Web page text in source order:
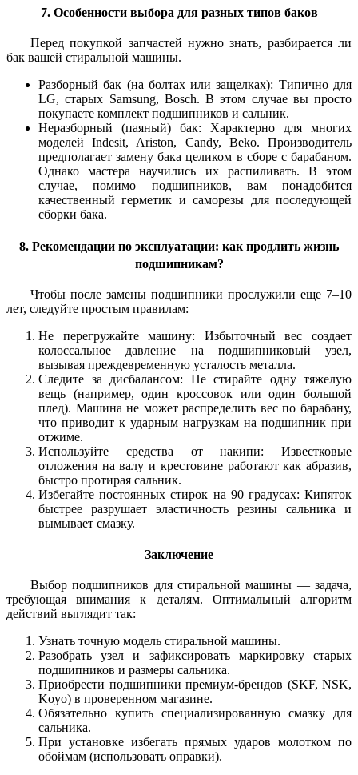
7. Особенности выбора для разных типов баков
Перед покупкой запчастей нужно знать, разбирается ли
бак вашей стиральной машины.
Разборный бак (на болтах или защелках): Типично для
LG, старых Samsung, Bosch. В этом случае вы просто
покупаете комплект подшипников и сальник.
Неразборный (паяный) бак: Характерно для многих
моделей Indesit, Ariston, Candy, Beko. Производитель
предполагает замену бака целиком в сборе с барабаном.
Однако мастера научились их распиливать. В этом
случае, помимо подшипников, вам понадобится
качественный герметик и саморезы для последующей
сборки бака.
8. Рекомендации по эксплуатации: как продлить жизнь
подшипникам?
Чтобы после замены подшипники прослужили еще 7–10
лет, следуйте простым правилам:
Не перегружайте машину: Избыточный вес создает
колоссальное давление на подшипниковый узел,
вызывая преждевременную усталость металла.
Следите за дисбалансом: Не стирайте одну тяжелую
вещь (например, один кроссовок или один большой
плед). Машина не может распределить вес по барабану,
что приводит к ударным нагрузкам на подшипник при
отжиме.
Используйте средства от накипи: Известковые
отложения на валу и крестовине работают как абразив,
быстро протирая сальник.
Избегайте постоянных стирок на 90 градусах: Кипяток
быстрее разрушает эластичность резины сальника и
вымывает смазку.
Заключение
Выбор подшипников для стиральной машины — задача,
требующая внимания к деталям. Оптимальный алгоритм
действий выглядит так:
Узнать точную модель стиральной машины.
Разобрать узел и зафиксировать маркировку старых
подшипников и размеры сальника.
Приобрести подшипники премиум-брендов (SKF, NSK,
Koyo) в проверенном магазине.
Обязательно купить специализированную смазку для
сальника.
При установке избегать прямых ударов молотком по
обоймам (использовать оправки).